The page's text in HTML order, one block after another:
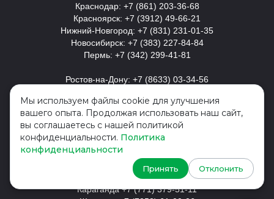
Ы
К
Краснодар: +7 (861) 203-36-68
Красноярск: +7 (3912) 49-66-21
Нижний-Новгород: +7 (831) 231-01-35
Новосибирск: +7 (383) 227-84-84
Пермь: +7 (342) 299-41-81
Ростов-на-Дону: +7 (8633) 03-34-56
Украина
Киев: + 380 (44) 393-58-63
Казахстан
Алматы +7 (727) 350-76-37
Астана +7 (7172) 72-73-97
Караганда +7 (771) 379-51-11
Мы используем файлы cookie для улучшения
вашего опыта. Продолжая использовать наш сайт,
вы соглашаетесь с нашей политикой
конфиденциальности. Политика
конфиденциальности
Принять Отклонить